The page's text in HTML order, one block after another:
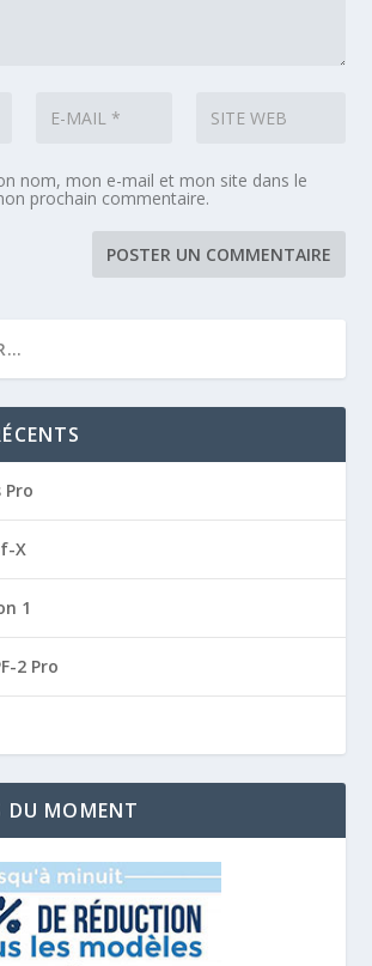
nom, mon e-mail et mon site dans le
prochain commentaire.
Pro
X
1
2 Pro
DU MOMENT